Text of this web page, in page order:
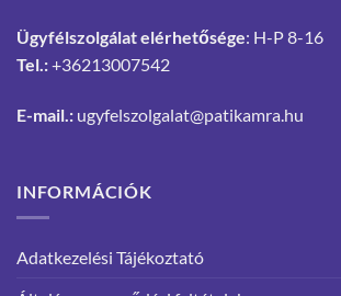
Ügyfélszolgálat elérhetősége: H-P 8-16
Tel.:+36213007542
E-mail.: ugyfelszolgalat@patikamra.hu
INFORMÁCIÓK
Adatkezelési Tájékoztató